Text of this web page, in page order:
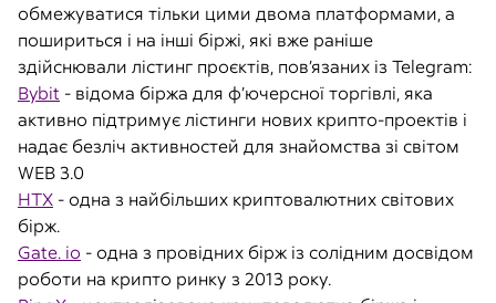
обмежуватися тільки цими двома платформами, а
пошириться і на інші біржі, які вже раніше
здійснювали лістинг проєктів, пов’язаних із Telegram:
Bybit - відома біржа для ф’ючерсної торгівлі, яка
активно підтримує лістинги нових крипто-проектів і
надає безліч активностей для знайомства зі світом
WEB 3.0
HTX - одна з найбільших криптовалютних світових
бірж.
Gate. io - одна з провідних бірж із солідним досвідом
роботи на крипто ринку з 2013 року.